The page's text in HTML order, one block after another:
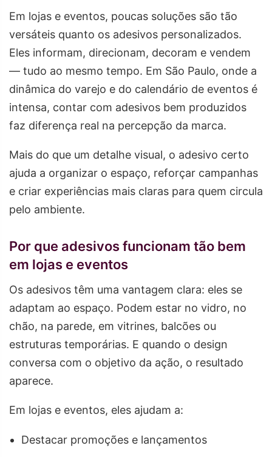
Em lojas e eventos, poucas soluções são tão
versáteis quanto os adesivos personalizados.
Eles informam, direcionam, decoram e vendem
— tudo ao mesmo tempo. Em São Paulo, onde a
dinâmica do varejo e do calendário de eventos é
intensa, contar com adesivos bem produzidos
faz diferença real na percepção da marca.
Mais do que um detalhe visual, o adesivo certo
ajuda a organizar o espaço, reforçar campanhas
e criar experiências mais claras para quem circula
pelo ambiente.
Por que adesivos funcionam tão bem
em lojas e eventos
Os adesivos têm uma vantagem clara: eles se
adaptam ao espaço. Podem estar no vidro, no
chão, na parede, em vitrines, balcões ou
estruturas temporárias. E quando o design
conversa com o objetivo da ação, o resultado
aparece.
Em lojas e eventos, eles ajudam a:
Destacar promoções e lançamentos